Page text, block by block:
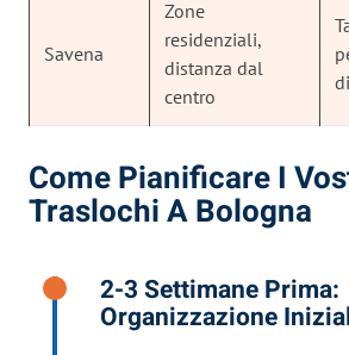
Savena
Zone
residenziali,
distanza dal
centro
Come Pianificare I
Traslochi A Bologna
2-3 Settimane Prima:
Organizzazione